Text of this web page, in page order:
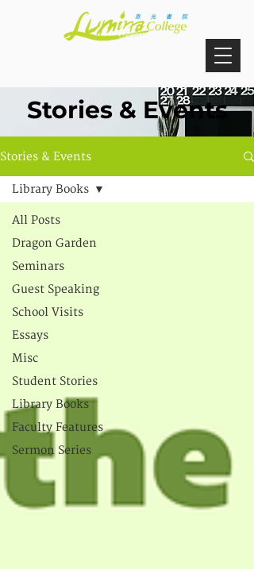
Stories & Events
Stories & Events
All Posts
Dragon Garden
Seminars
Guest Speaking
School Visits
Essays
Misc
Student Stories
Library Books
Faculty Features
Sermon Series
Library Books